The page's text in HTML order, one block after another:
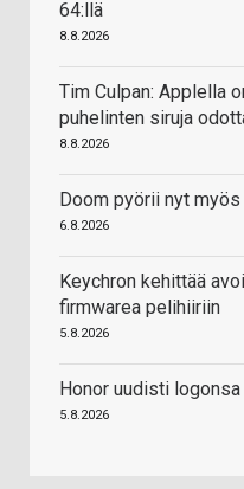
64:llä
8.8.2026
Tim Culpan: Applella
puhelinten siruja
8.8.2026
Doom pyörii nyt
6.8.2026
Keychron kehittää
firmwarea pelihiiriin
5.8.2026
Honor uudisti logonsa
5.8.2026